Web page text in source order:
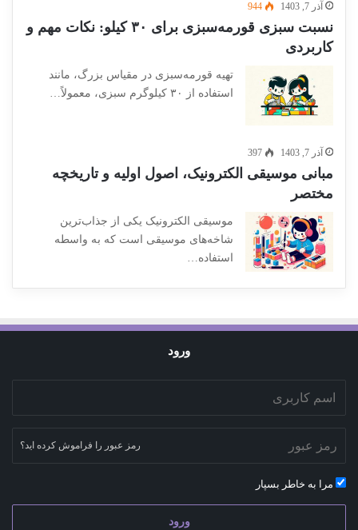
آذر 7, 1403 944
نسبت سبزی قورمه‌سبزی برای ۳۰ کیلو: نکات مهم و
کاربردی
تهیه قورمه‌سبزی در مقیاس بزرگ، مانند
استفاده از ۳۰ کیلوگرم سبزی، معمولاً…
آذر 7, 1403 397
مبانی موسیقی الکترونیک، اصول اولیه و تاریخچه
مختصر
موسیقی الکترونیک یکی از جذاب‌ترین
شاخه‌های موسیقی است که به واسطه
استفاده…
ورود
رمز عبور را فراموش کرده اید؟
مرا به خاطر بسپار
ورود